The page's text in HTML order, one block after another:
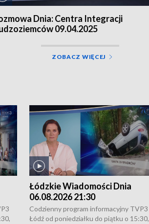
Dnia: Centra Integracji
09.04.2025
ZOBACZ WIĘCEJ
Łódzkie Wiadomości Dnia
06.08.2026 21:30
Codzienny program informacyjny TVP3
Łódź od poniedziałku do piątku o 15:30,